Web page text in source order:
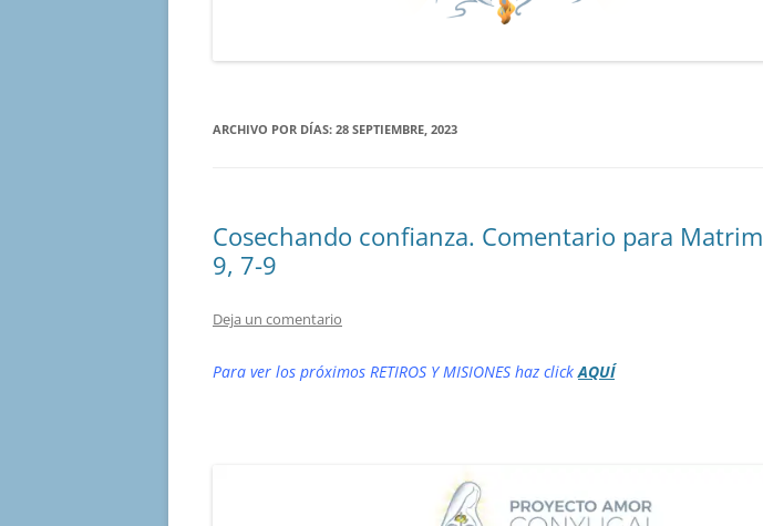
ARCHIVO POR DÍAS: 28 SEPTIEMBRE, 2023
Cosechando confianza. Comentario para
9, 7-9
Deja un comentario
Para ver los próximos RETIROS Y MISIONES haz clickAQUÍ